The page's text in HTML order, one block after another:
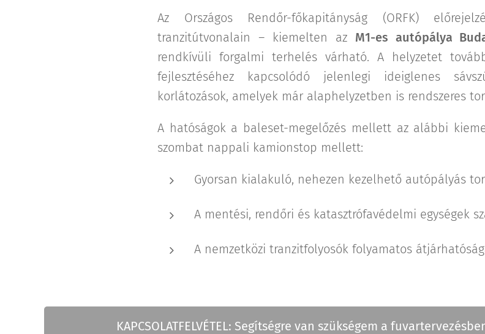
Az Országos Rendőr-főkapitányság (ORFK)
tranzitútvonalain – kiemelten az M1-es autópálya
rendkívüli forgalmi terhelés várható. A helyzetet
fejlesztéséhez kapcsolódó jelenlegi ideiglenes
korlátozások, amelyek már alaphelyzetben is rendszeres
A hatóságok a baleset-megelőzés mellett az alábbi
szombat nappali kamionstop mellett:
Gyorsan kialakuló, nehezen kezelhető autópályás
A mentési, rendőri és katasztrófavédelmi egységek
A nemzetközi tranzitfolyosók folyamatos
👉 KAPCSOLATFELVÉTEL: Segítségre van szükségem a